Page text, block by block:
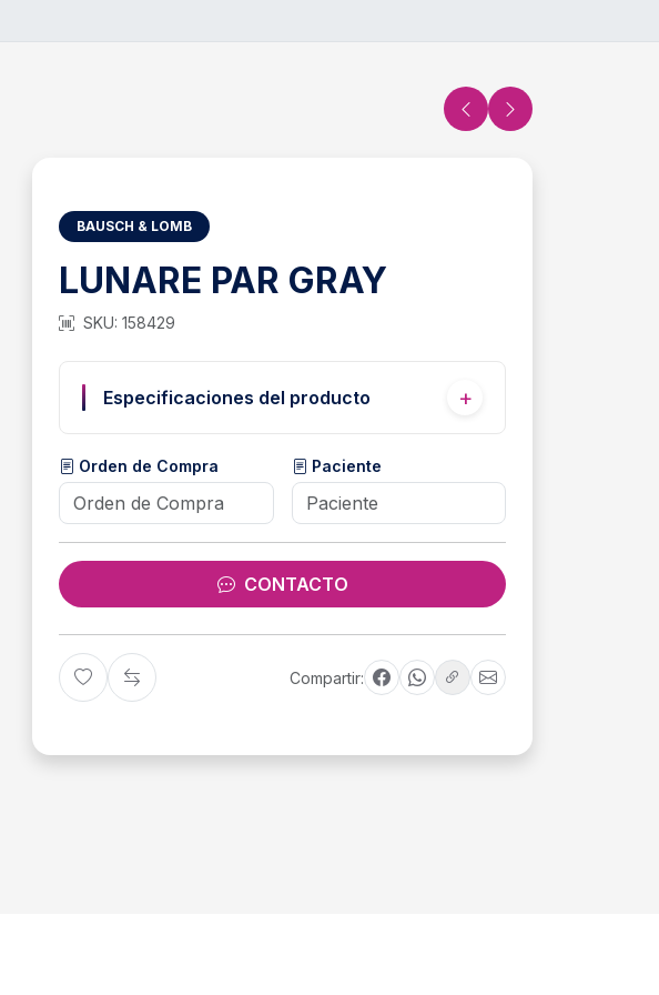
BAUSCH & LOMB
LUNARE PAR GRAY
SKU: 158429
Especificaciones del producto
Orden de Compra Paciente
CONTACTO
Compartir: